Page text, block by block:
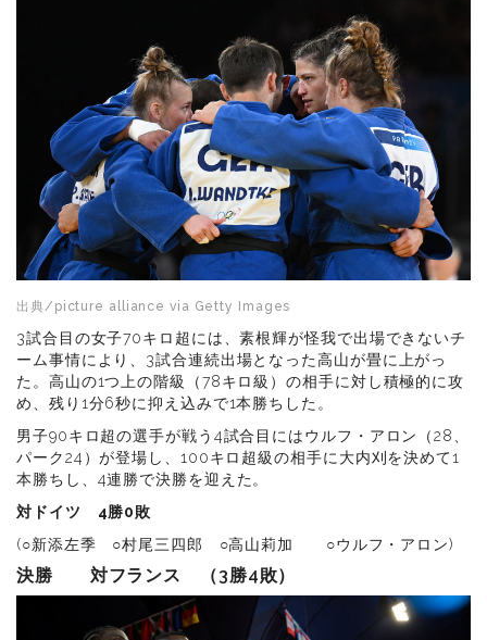
出典/picture alliance via Getty Images
3試合目の女子70キロ超には、素根輝が怪我で出場できないチ
ーム事情により、3試合連続出場となった高山が畳に上がっ
た。高山の1つ上の階級（78キロ級）の相手に対し積極的に攻
め、残り1分6秒に抑え込みで1本勝ちした。
男子90キロ超の選手が戦う4試合目にはウルフ・アロン（28、
パーク24）が登場し、100キロ超級の相手に大内刈を決めて1
本勝ちし、4連勝で決勝を迎えた。
対ドイツ 4勝0敗
(○新添左季 ○村尾三四郎 ○高山莉加 ○ウルフ・アロン)
決勝 対フランス （3勝4敗）